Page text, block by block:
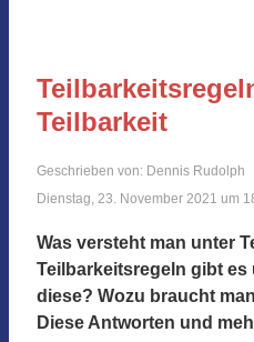
Teilbarkeit
Geschrieben von: Dennis Rudolph
Dienstag, 23. November 2021 um
Was versteht man unter
Teilbarkeitsregeln gibt es
diese? Wozu braucht
Diese Antworten und